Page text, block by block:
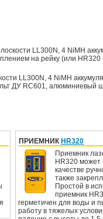
LL300N, 4 NiMH
на рейку (или HR320
LL300N, 4 NiMH
ДУ RC601, алюминиевый
ПРИЕМНИК HR320
Приемник
HR320 может
качестве
также
Простой в
приемник
герметичен для воды и
работу в тяжелых